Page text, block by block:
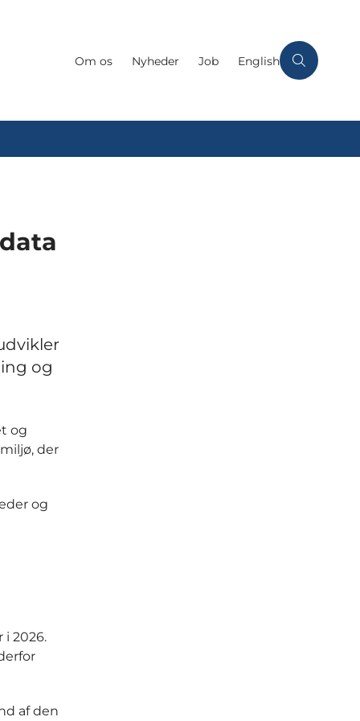
Om os Nyheder Job English
og
og
der
og
2026.
af den